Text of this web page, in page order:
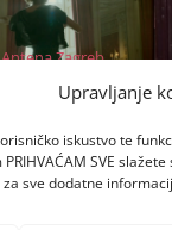
Upravljanje
iskustvo te
SVE
sve dodatne
Antena Zagreb